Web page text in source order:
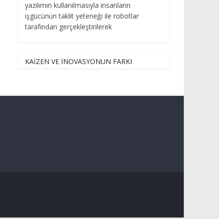
yazılımın kullanılmasıyla insanların
işgücünün taklit yeteneği ile robotlar
tarafından gerçekleştirilerek
KAİZEN VE İNOVASYONUN FARKI